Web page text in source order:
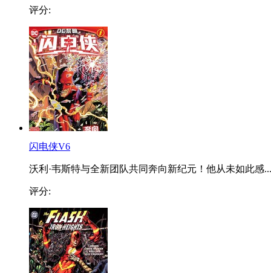
评分:
闪电侠V6
沃利·韦斯特与全新团队共同奔向新纪元！他从未如此感...
评分: